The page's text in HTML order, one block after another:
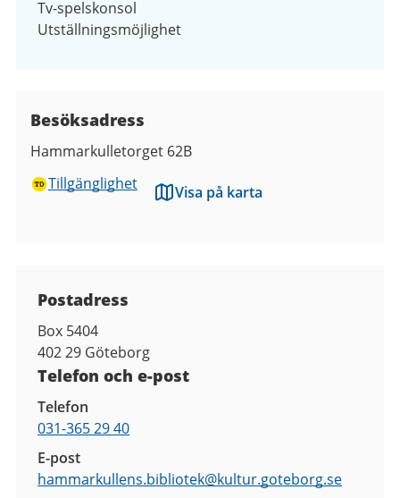
Tv-spelskonsol
Utställningsmöjlighet
Besöksadress
Hammarkulletorget 62B
Tillgänglighet
Visa på karta
Postadress
Box 5404
402 29 Göteborg
Telefon och e-post
Telefon
031-365 29 40
E-post
hammarkullens.bibliotek@kultur.goteborg.se